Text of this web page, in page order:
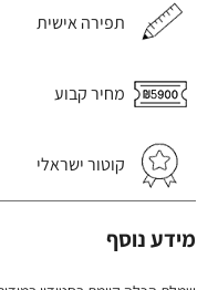
תפירה אישית
מחיר קבוע
קוטור ישראלי
מידע נוסף